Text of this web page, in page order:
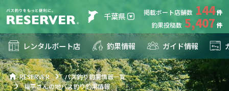
千葉県 掲載ボート店舗数 144
釣果投稿数 5,407
レンタルボート店 釣果情報 ガイド情報
RESERVER
バス釣り釣果情報一覧
福平さんの地バス釣り釣果情報